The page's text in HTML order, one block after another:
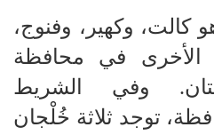
كالت، وكهير، وفنوج،
الأخرى في محافظة
وفي الشريط
توجد ثلاثة خُلْجان